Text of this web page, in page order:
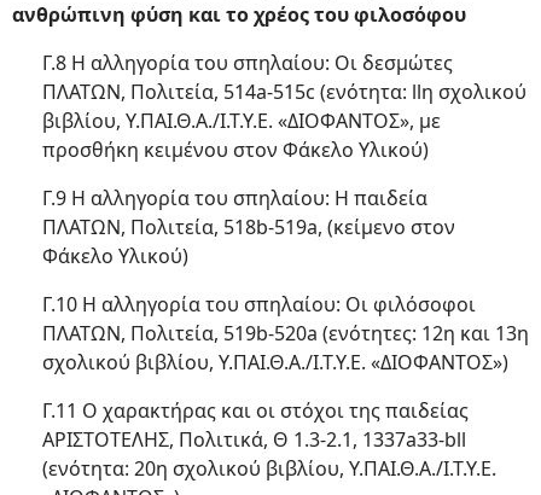
ανθρώπινη φύση και το χρέος του φιλοσόφου
Γ.8 Η αλληγορία του σπηλαίου: Οι δεσμώτες
ΠΛΑΤΩΝ, Πολιτεία, 514a-515c (ενότητα: llη σχολικού
βιβλίου, Υ.ΠΑΙ.Θ.Α./Ι.Τ.Υ.Ε. «ΔΙΟΦΑΝΤΟΣ», με
προσθήκη κειμένου στον Φάκελο Υλικού)
Γ.9 Η αλληγορία του σπηλαίου: Η παιδεία
ΠΛΑΤΩΝ, Πολιτεία, 518b-519a, (κείμενο στον
Φάκελο Υλικού)
Γ.10 Η αλληγορία του σπηλαίου: Οι φιλόσοφοι
ΠΛΑΤΩΝ, Πολιτεία, 519b-520a (ενότητες: 12η και 13η
σχολικού βιβλίου, Υ.ΠΑΙ.Θ.Α./Ι.Τ.Υ.Ε. «ΔΙΟΦΑΝΤΟΣ»)
Γ.11 Ο χαρακτήρας και οι στόχοι της παιδείας
ΑΡΙΣΤΟΤΕΛΗΣ, Πολιτικά, Θ 1.3-2.1, 1337a33-bll
(ενότητα: 20η σχολικού βιβλίου, Υ.ΠΑΙ.Θ.Α./Ι.Τ.Υ.Ε.